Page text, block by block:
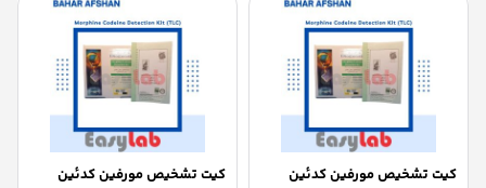
كيت تشخيص مورفین کدئین
كيت تشخيص مورفین کدئین